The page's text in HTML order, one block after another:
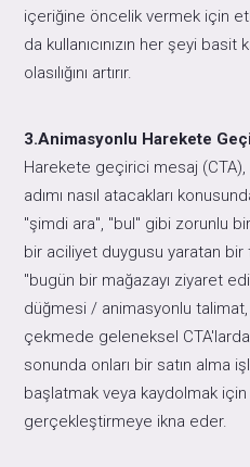
içeriğine öncelik vermek için
da kullanıcınızın her şeyi
olasılığını artırır.
3.Animasyonlu Harekete
Harekete geçirici mesaj
adımı nasıl atacakları
"şimdi ara", "bul" gibi zorunlu
bir aciliyet duygusu yaratan bir
"bugün bir mağazayı ziyaret
düğmesi / animasyonlu
çekmede geleneksel
sonunda onları bir satın alma
başlatmak veya kaydolmak için
gerçekleştirmeye ikna eder.